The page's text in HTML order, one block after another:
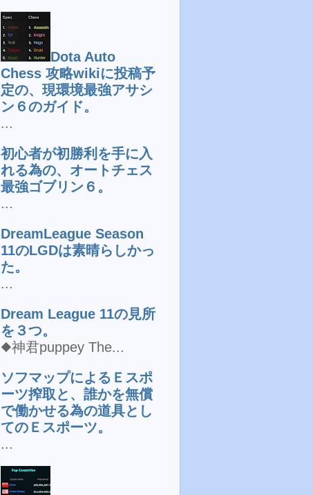
Dota Auto
Chess 攻略wikiに投稿予
定の、現環境最強アサシ
ン６のガイド。
...
初心者が初勝利を手に入
れる為の、オートチェス
最強ゴブリン６。
...
DreamLeague Season
11のLGDは素晴らしかっ
た。
...
Dream League 11の見所
を３つ。
◆神君puppey The...
ソフマップによるＥスポ
ーツ搾取と、誰かを無償
で働かせる為の道具とし
てのＥスポーツ。
...